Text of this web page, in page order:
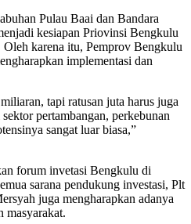
Pulau Baai dan Bandara
kesiapan Priovinsi Bengkulu
Oleh karena itu, Pemprov Bengkulu
implementasi dan
tapi ratusan juta harus juga
pertambangan, perkebunan
sangat luar biasa,”
forum invetasi Bengkulu di
sarana pendukung investasi, Plt
juga mengharapkan adanya
masyarakat.